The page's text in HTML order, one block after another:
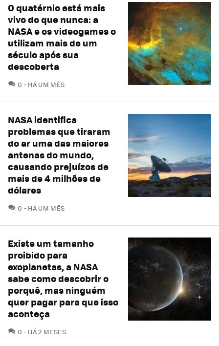
O quatérnio está mais
vivo do que nunca: a
NASA e os videogames o
utilizam mais de um
século após sua
descoberta
0 COMENTÁRIOS
HÁ UM MÊS
NASA identifica
problemas que tiraram
do ar uma das maiores
antenas do mundo,
causando prejuízos de
mais de 4 milhões de
dólares
0 COMENTÁRIOS
HÁ UM MÊS
Existe um tamanho
proibido para
exoplanetas, a NASA
sabe como descobrir o
porquê, mas ninguém
quer pagar para que isso
aconteça
0 COMENTÁRIOS
HÁ 2 MESES